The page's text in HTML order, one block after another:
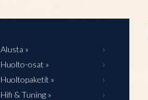
Alusta »
Huolto-osat »
Huoltopaketit »
Hifi & Tuning »